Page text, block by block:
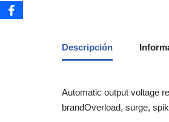
Descripción
Automatic output voltage
brandOverload, surge,